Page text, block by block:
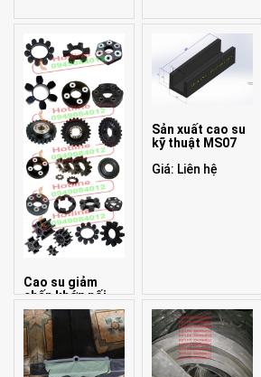
Cao su giảm
chấn khớp nối
Giá: Liên hệ
Sản xuất cao su
kỹ thuật MS07
Giá: Liên hệ